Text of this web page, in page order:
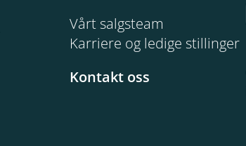
Vårt salgsteam
Karriere og ledige stillinger
Kontakt oss